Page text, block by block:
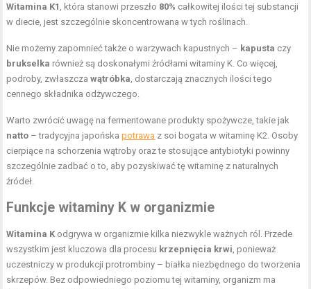
Witamina K1 , która stanowi przeszło 80% całkowitej ilości tej substancji
w diecie, jest szczególnie skoncentrowana w tych roślinach.
Nie możemy zapomnieć także o warzywach kapustnych – kapusta czy
brukselka również są doskonałymi źródłami witaminy K. Co więcej,
podroby, zwłaszczawątróbka, dostarczają znacznych ilości tego
cennego składnika odżywczego.
Warto zwrócić uwagę na fermentowane produkty spożywcze, takie jak
natto – tradycyjna japońskapotrawa z soi bogata w witaminę K2. Osoby
cierpiące na schorzenia wątroby oraz te stosujące antybiotyki powinny
szczególnie zadbać o to, aby pozyskiwać tę witaminę z naturalnych
źródeł.
Funkcje witaminy K w organizmie
Witamina K odgrywa w organizmie kilka niezwykle ważnych ról. Przede
wszystkim jest kluczowa dla procesu krzepnięcia krwi, ponieważ
uczestniczy w produkcji protrombiny – białka niezbędnego do tworzenia
skrzepów. Bez odpowiedniego poziomu tej witaminy, organizm ma